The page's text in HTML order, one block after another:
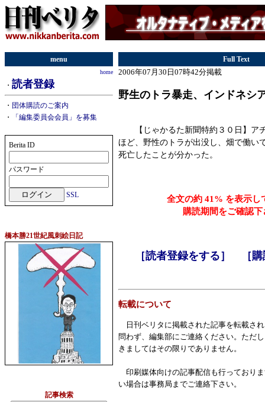
menu
home
・ 読者登録
・ 団体購読のご案内
・
「編集委員会会員」を募集
Berita ID
パスワード
SSL
橋本勝21世紀風刺絵日記
記事検索
Full Text
2006年07月30日07時42分掲載
野生のトラ暴走、インドネシ
【じゃかるた新聞特約３０日】ア
ほど、野性のトラが出没し、畑で働い
死亡したことが分かった。
全文の約 41% を表示し
購読期間をご確認下
［読者登録をする］ ［
転載について
日刊ベリタに掲載された記事を転載さ
問わず、編集部にご連絡ください。ただ
きましてはその限りでありません。
印刷媒体向けの記事配信も行っており
い場合は事務局までご連絡下さい。